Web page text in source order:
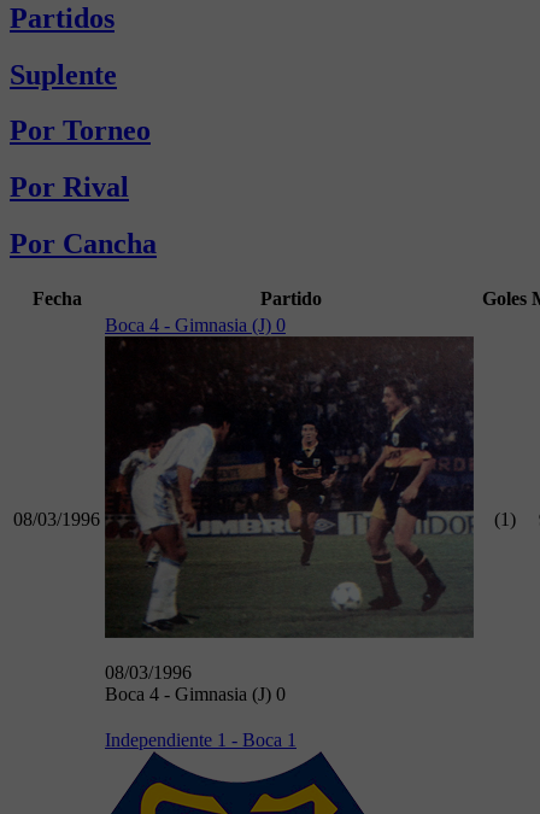
Partidos
Suplente
Por Torneo
Por Rival
Por Cancha
Fecha Partido Goles
08/03/1996
Boca 4 - Gimnasia (J) 0
08/03/1996
Boca 4 - Gimnasia (J) 0
(1)
Independiente 1 - Boca 1